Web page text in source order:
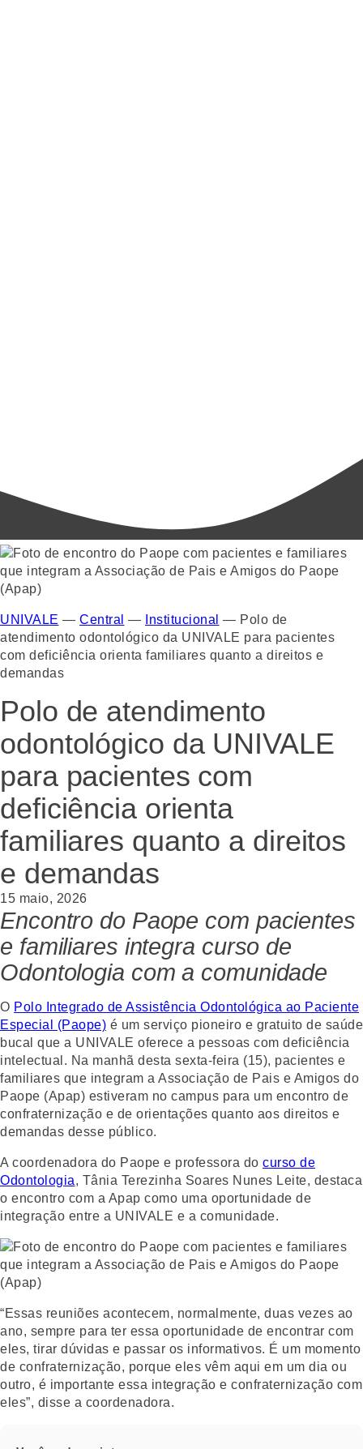
UNIVALE — Central — Institucional — Polo de
atendimento odontológico da UNIVALE para pacientes
com deficiência orienta familiares quanto a direitos e
demandas
Polo de atendimento
odontológico da UNIVALE
para pacientes com
deficiência orienta
familiares quanto a direitos
e demandas
15 maio, 2026
Encontro do Paope com pacientes
e familiares integra curso de
Odontologia com a comunidade
O Polo Integrado de Assistência Odontológica ao Paciente
Especial (Paope) é um serviço pioneiro e gratuito de saúde
bucal que a UNIVALE oferece a pessoas com deficiência
intelectual. Na manhã desta sexta-feira (15), pacientes e
familiares que integram a Associação de Pais e Amigos do
Paope (Apap) estiveram no campus para um encontro de
confraternização e de orientações quanto aos direitos e
demandas desse público.
A coordenadora do Paope e professora do curso de
Odontologia, Tânia Terezinha Soares Nunes Leite, destaca
o encontro com a Apap como uma oportunidade de
integração entre a UNIVALE e a comunidade.
“Essas reuniões acontecem, normalmente, duas vezes ao
ano, sempre para ter essa oportunidade de encontrar com
eles, tirar dúvidas e passar os informativos. É um momento
de confraternização, porque eles vêm aqui em um dia ou
outro, é importante essa integração e confraternização com
eles”, disse a coordenadora.